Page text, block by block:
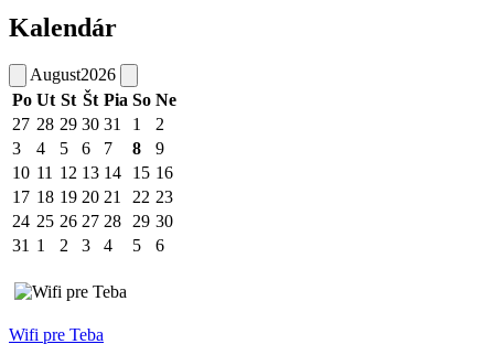
Kalendár
August2026
Po Ut St Št Pia So Ne
27 28 29 30 31 1
2
3
4 5 6 7 8
9
10 11 12 13 14 15 16
17 18 19 20 21 22 23
24 25 26 27 28 29 30
31 1 2 3 4 5 6
Wifi pre Teba